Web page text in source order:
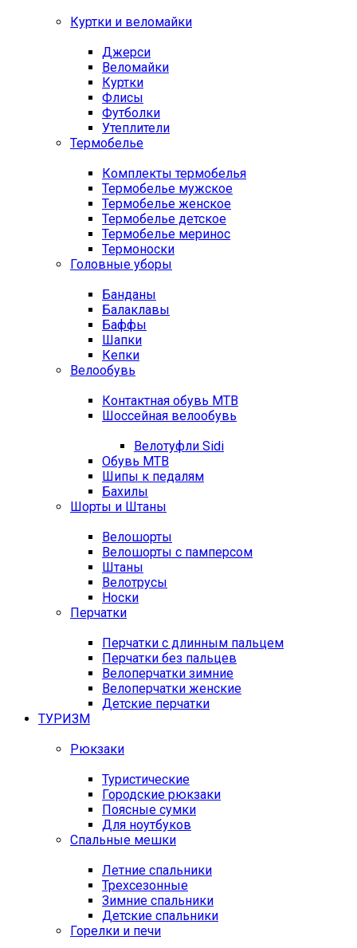
Куртки и веломайки
Джерси
Веломайки
Куртки
Флисы
Футболки
Утеплители
Термобелье
Комплекты термобелья
Термобелье мужское
Термобелье женское
Термобелье детское
Термобелье меринос
Термоноски
Головные уборы
Банданы
Балаклавы
Баффы
Шапки
Кепки
Велообувь
Контактная обувь MTB
Шоссейная велообувь
Велотуфли Sidi
Обувь MTB
Шипы к педалям
Бахилы
Шорты и Штаны
Велошорты
Велошорты с памперсом
Штаны
Велотрусы
Носки
Перчатки
Перчатки с длинным пальцем
Перчатки без пальцев
Велоперчатки зимние
Велоперчатки женские
Детские перчатки
ТУРИЗМ
Рюкзаки
Туристические
Городские рюкзаки
Поясные сумки
Для ноутбуков
Спальные мешки
Летние спальники
Трехсезонные
Зимние спальники
Детские спальники
Горелки и печи